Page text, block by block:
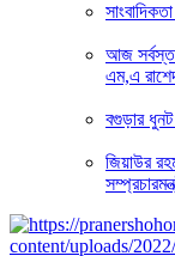
আজ
এম,এ
বগুড়ার
জিয়াউর